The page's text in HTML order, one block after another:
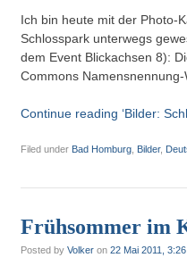
Ich bin heute mit der Photo-
Schlosspark unterwegs
dem Event Blickachsen 8):
Commons
Continue reading ‘Bilder:
Filed under Bad Homburg Bilder,
Frühsommer im
Posted by Volker on 22 Mai 2011,